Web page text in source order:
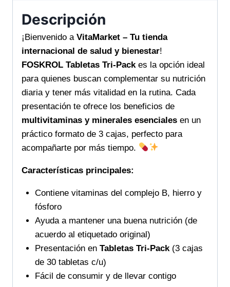
Descripción
¡Bienvenido a VitaMarket – Tu tienda
internacional de salud y bienestar!
FOSKROL Tabletas Tri-Pack es la opción ideal
para quienes buscan complementar su nutrición
diaria y tener más vitalidad en la rutina. Cada
presentación te ofrece los beneficios de
multivitaminas y minerales esenciales en un
práctico formato de 3 cajas, perfecto para
acompañarte por más tiempo.
Características principales:
Contiene vitaminas del complejo B, hierro y
fósforo
Ayuda a mantener una buena nutrición (de
acuerdo al etiquetado original)
Presentación en Tabletas Tri-Pack(3 cajas
de 30 tabletas c/u)
Fácil de consumir y de llevar contigo